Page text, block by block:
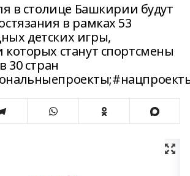
в столице Башкирии будут
в рамках 53
детских игры,
которых станут спортсмены
30 стран